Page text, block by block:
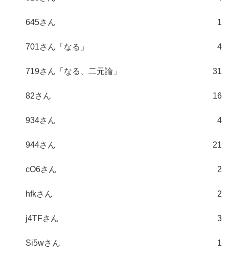
645さん 1
701さん「なる」 4
719さん「なる、二元論」 31
82さん 16
934さん 4
944さん 21
cO6さん 2
hfkさん 2
j4TFさん 3
Si5wさん 1